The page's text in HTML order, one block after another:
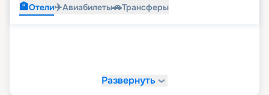
🏨Отели✈️Авиабилеты🚗Трансферы
Развернуть